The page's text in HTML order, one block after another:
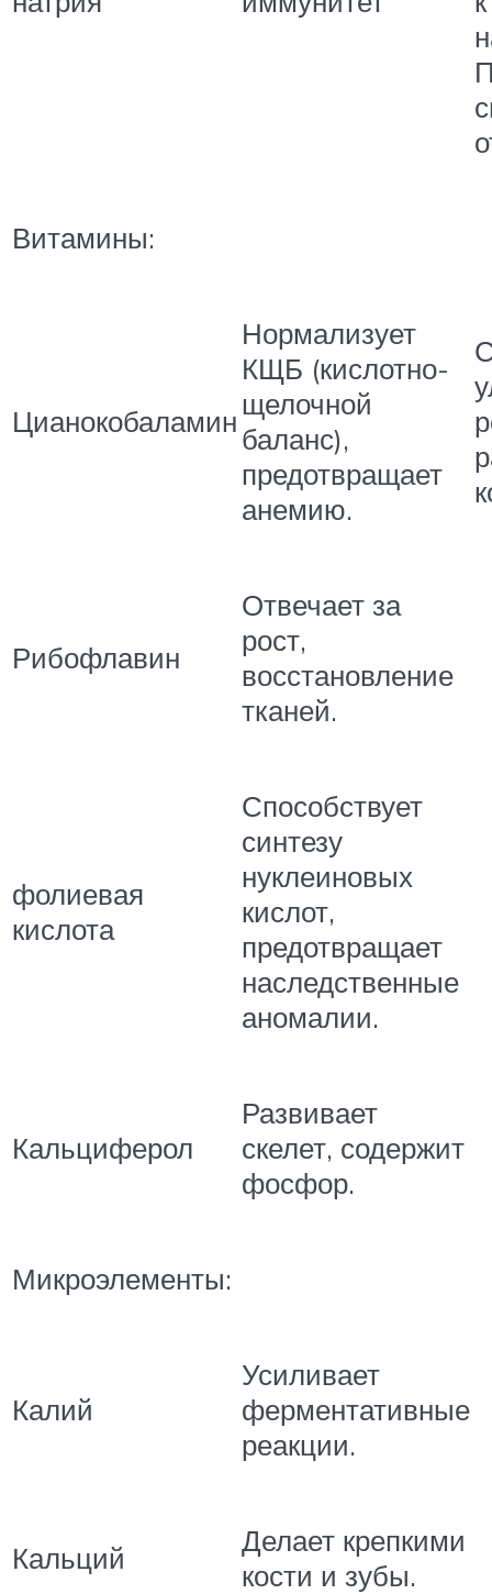
Витамины:
Цианокобаламин
Нормализует
КЩБ (кислотно-
щелочной
баланс),
предотвращает
анемию.
Рибофлавин
Отвечает за
рост,
восстановление
тканей.
фолиевая
кислота
Способствует
синтезу
нуклеиновых
кислот,
предотвращает
наследственные
аномалии.
Кальциферол
Развивает
скелет, содержит
фосфор.
Микроэлементы:
Калий
Усиливает
ферментативные
реакции.
Кальций
Делает крепкими
кости и зубы.